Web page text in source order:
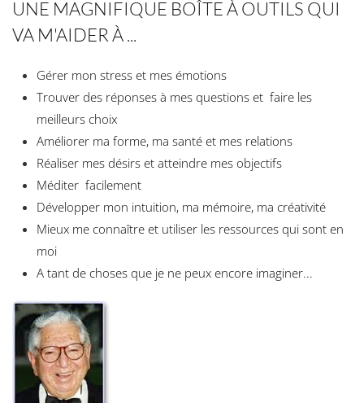
UNE MAGNIFIQUE BOÎTE À OUTILS QUI
VA M'AIDER À ...
Gérer mon stress et mes émotions
Trouver des réponses à mes questions et faire les
meilleurs choix
Améliorer ma forme, ma santé et mes relations
Réaliser mes désirs et atteindre mes objectifs
Méditer facilement
Développer mon intuition, ma mémoire, ma créativité
Mieux me connaître et utiliser les ressources qui sont en
moi
A tant de choses que je ne peux encore imaginer...